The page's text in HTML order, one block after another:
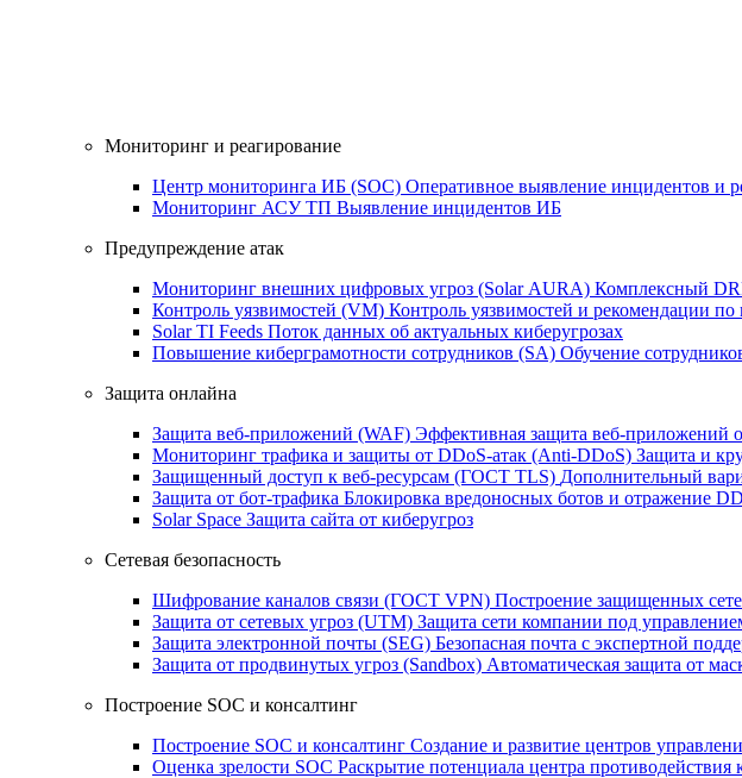
Мониторинг и реагирование
Центр мониторинга ИБ (SOC) Оперативное выявление инцидентов и
Мониторинг АСУ ТП Выявление инцидентов ИБ
Предупреждение атак
Мониторинг внешних цифровых угроз (Solar AURA) Комплексный
Контроль уязвимостей (VM) Контроль уязвимостей и рекомендации
Solar TI Feeds Поток данных об актуальных киберугрозах
Повышение киберграмотности сотрудников (SA) Обучение
Защита онлайна
Защита веб-приложений (WAF) Эффективная защита веб-приложений
Мониторинг трафика и защиты от DDoS‑атак (Anti‑DDoS) Защита и
Защищенный доступ к веб-ресурсам (ГОСТ TLS) Дополнительный
Защита от бот‑трафика Блокировка вредоносных ботов и отражение
Solar Space Защита сайта от киберугроз
Сетевая безопасность
Шифрование каналов связи (ГОСТ VPN) Построение защищенных
Защита от сетевых угроз (UTM) Защита сети компании под
Защита электронной почты (SEG) Безопасная почта с экспертной
Защита от продвинутых угроз (Sandbox) Автоматическая защита от
Построение SOC и консалтинг
Построение SOC и консалтинг Создание и развитие центров
Оценка зрелости SOC Раскрытие потенциала центра противодействия